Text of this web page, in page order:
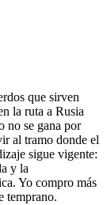
que sirven
la ruta a Rusia
no se gana por
al tramo donde el
sigue vigente:
y la
Yo compro más
temprano.